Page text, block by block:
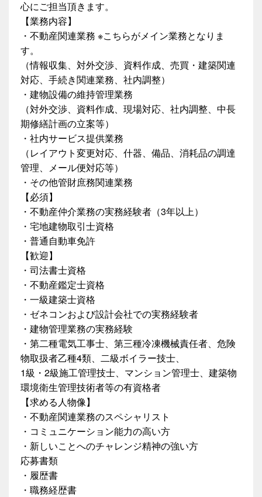
心にご担当頂きます。
【業務内容】
・不動産関連業務 ※こちらがメイン業務となりま
す。
（情報収集、対外交渉、資料作成、売買・建築関連
対応、手続き関連業務、社内調整）
・建物設備の維持管理業務
（対外交渉、資料作成、現場対応、社内調整、中長
期修繕計画の立案等）
・社内サービス提供業務
（レイアウト変更対応、什器、備品、消耗品の調達
管理、メール便対応等）
・その他管財庶務関連業務
【必須】
・不動産仲介業務の実務経験者（3年以上）
・宅地建物取引士資格
・普通自動車免許
【歓迎】
・司法書士資格
・不動産鑑定士資格
・一級建築士資格
・ゼネコンおよび設計会社での実務経験者
・建物管理業務の実務経験
・第二種電気工事士、第三種冷凍機械責任者、危険
物取扱者乙種4類、二級ボイラー技士、
1級・2級施工管理技士、マンション管理士、建築物
環境衛生管理技術者等の有資格者
【求める人物像】
・不動産関連業務のスペシャリスト
・コミュニケーション能力の高い方
・新しいことへのチャレンジ精神の強い方
応募書類
・履歴書
・職務経歴書